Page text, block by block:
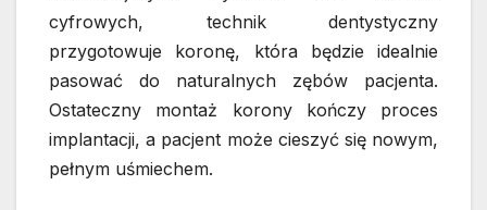
cyfrowych, technik dentystyczny
przygotowuje koronę, która będzie idealnie
pasować do naturalnych zębów pacjenta.
Ostateczny montaż korony kończy proces
implantacji, a pacjent może cieszyć się nowym,
pełnym uśmiechem.